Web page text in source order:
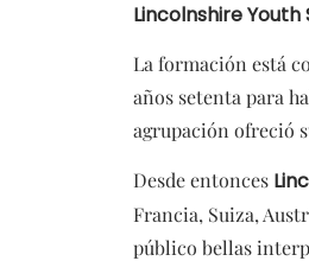
Lincolnshire
La formación está
años setenta para
agrupación ofreció
Desde entonces
Francia, Suiza,
público bellas